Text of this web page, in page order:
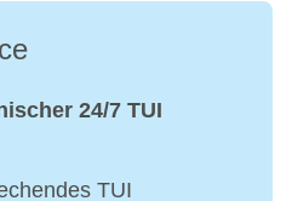
24/7 TUI
TUI